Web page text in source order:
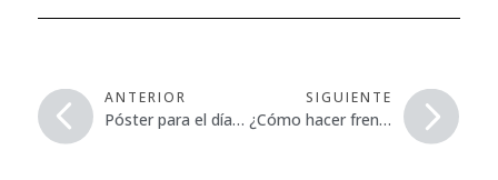
ANTERIOR
Póster para el día mundial de la seguridad y salud en el trabajo 2019
SIGUIENTE
¿Cómo hacer frente a los Riesgos Psicosociales?